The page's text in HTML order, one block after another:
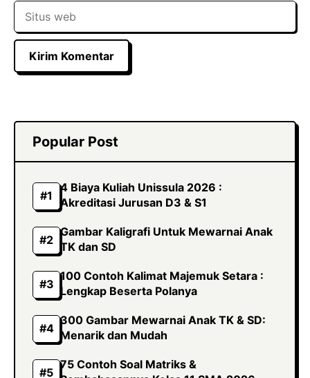
Situs
web
Popular Post
4 Biaya Kuliah Unissula 2026 :
Akreditasi Jurusan D3 & S1
Gambar Kaligrafi Untuk Mewarnai Anak
TK dan SD
100 Contoh Kalimat Majemuk Setara :
Lengkap Beserta Polanya
300 Gambar Mewarnai Anak TK & SD:
Menarik dan Mudah
75 Contoh Soal Matriks &